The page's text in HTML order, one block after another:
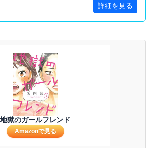
詳細を見る
地獄のガールフレンド
Amazonで見る